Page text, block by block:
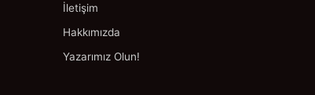
İletişim
Hakkımızda
Yazarımız Olun!